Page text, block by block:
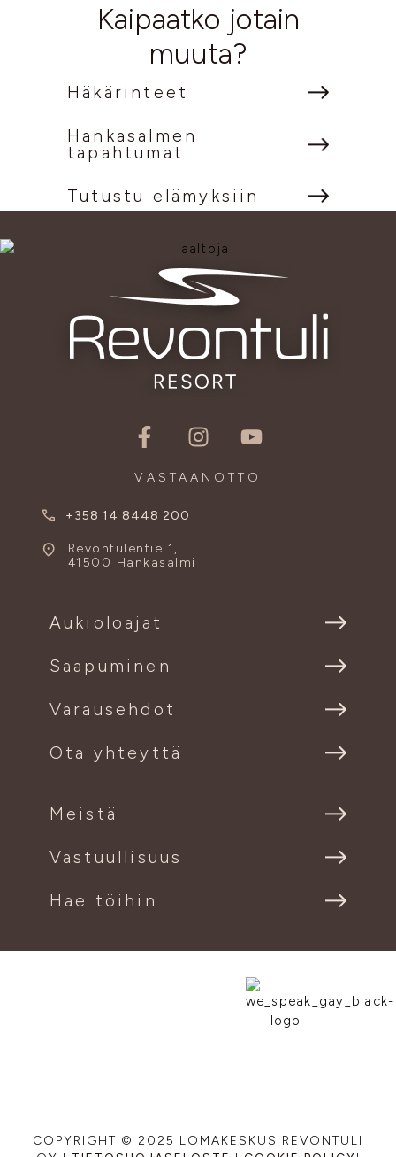
Kaipaatko jotain
muuta?
Häkärinteet
Hankasalmen
tapahtumat
Tutustu elämyksiin
VASTAANOTTO
+358 14 8448 200
Revontulentie 1,
41500 Hankasalmi
Aukioloajat
Saapuminen
Varausehdot
Ota yhteyttä
Meistä
Vastuullisuus
Hae töihin
COPYRIGHT © 2025 LOMAKESKUS REVONTULI